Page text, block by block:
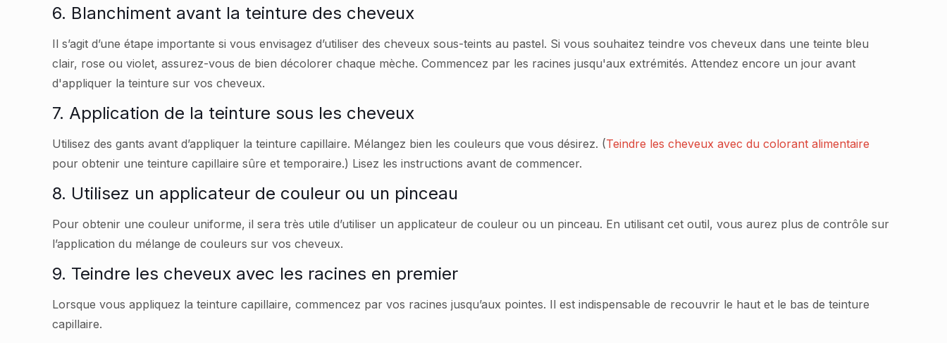
6. Blanchiment avant la teinture des cheveux
Il s’agit d’une étape importante si vous envisagez d’utiliser des cheveux sous-teints au pastel. Si vous souhaitez teindre vos cheveux dans une teinte bleu
clair, rose ou violet, assurez-vous de bien décolorer chaque mèche. Commencez par les racines jusqu'aux extrémités. Attendez encore un jour avant
d'appliquer la teinture sur vos cheveux.
7. Application de la teinture sous les cheveux
Utilisez des gants avant d’appliquer la teinture capillaire. Mélangez bien les couleurs que vous désirez. (Teindre les cheveux avec du colorant alimentaire
pour obtenir une teinture capillaire sûre et temporaire.) Lisez les instructions avant de commencer.
8. Utilisez un applicateur de couleur ou un pinceau
Pour obtenir une couleur uniforme, il sera très utile d’utiliser un applicateur de couleur ou un pinceau. En utilisant cet outil, vous aurez plus de contrôle sur
l’application du mélange de couleurs sur vos cheveux.
9. Teindre les cheveux avec les racines en premier
Lorsque vous appliquez la teinture capillaire, commencez par vos racines jusqu’aux pointes. Il est indispensable de recouvrir le haut et le bas de teinture
capillaire.